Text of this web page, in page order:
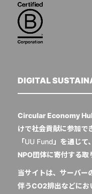
DIGITAL
Circular Economy
けで社会貢献に参加で
「UU Fund 」を通じて
NPO団体に寄付する取
当サイトは、サーバー
伴うCO2排出などにお